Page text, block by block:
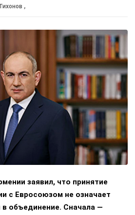
,
заявил, что принятие
с Евросоюзом не означает
в объединение. Сначала —